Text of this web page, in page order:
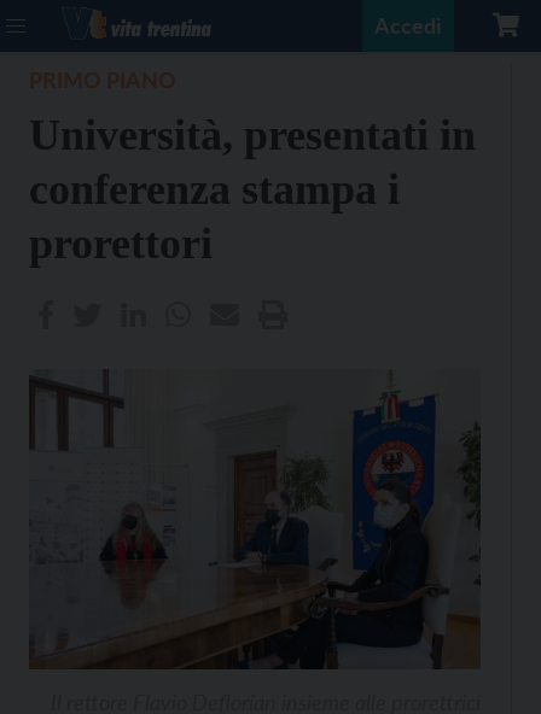
Accedi
Università, presentati in
conferenza stampa i
prorettori